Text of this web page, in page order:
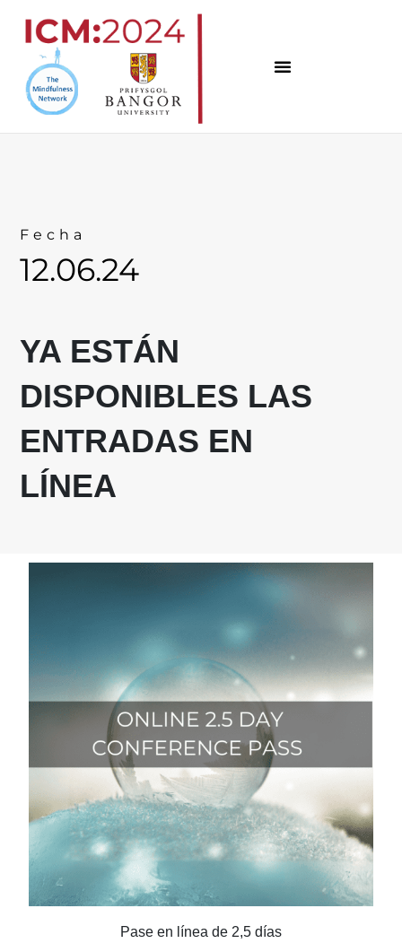
contenido
Fecha
12.06.24
YA ESTÁN
DISPONIBLES LAS
ENTRADAS EN
LÍNEA
Pase en línea de 2,5 días